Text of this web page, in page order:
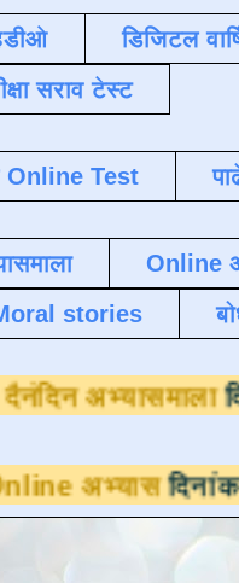
डिजिटल
सराव टेस्ट
Online Test
Online
stories
दैनंदिन
दिनांक 31 मार्च